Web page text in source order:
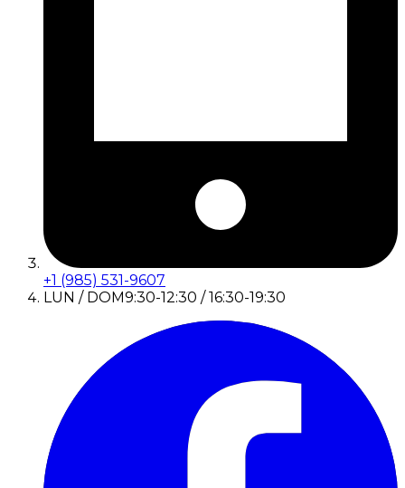
+1 (985) 531-9607
LUN / DOM9:30-12:30 / 16:30-19:30